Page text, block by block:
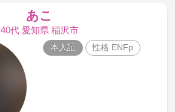
あこ
40代 愛知県 稲沢市
本人証 性格 ENFp